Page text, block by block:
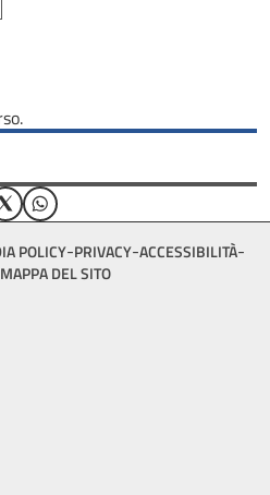
WhatsApp
POLICY PRIVACY ACCESSIBILITÀ
MAPPA DEL SITO